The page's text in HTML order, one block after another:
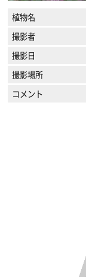
植物名
撮影者
撮影日
撮影場所
コメント